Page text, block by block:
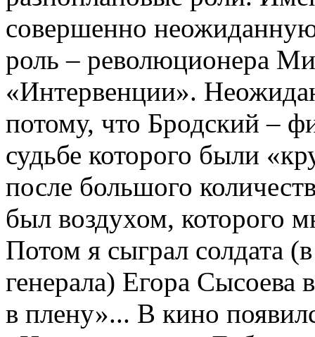
совершенно
роль – революционера
«Интервенции».
потому, что Бродский –
судьбе которого были
после большого
был воздухом, которого
Потом я сыграл солдата
генерала) Егора
в плену»... В кино